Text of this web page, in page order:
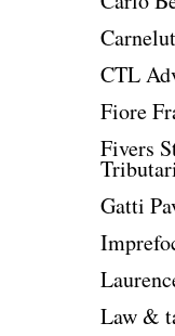
CTL
Fiore
Fivers
Gatti
Law &